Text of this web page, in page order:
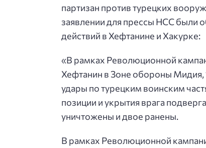
партизан против турецких
заявлении для прессы НСС были
действий в Хефтанине и Хакурке:
«В рамках Революционной
Хефтанин в Зоне обороны Мидия,
удары по турецким воинским
позиции и укрытия врага
уничтожены и двое ранены.
В рамках Революционной